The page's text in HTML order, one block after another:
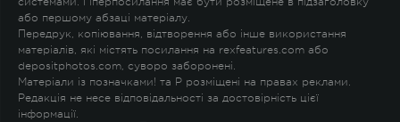
або першому абзаці матеріалу.
Передрук, копіювання, відтворення або інше використання
матеріалів, які містять посилання на rexfeatures.com або
depositphotos.com, суворо заборонені.
Матеріали із позначками! та P розміщені на правах реклами.
Редакція не несе відповідальності за достовірність цієї
інформації.